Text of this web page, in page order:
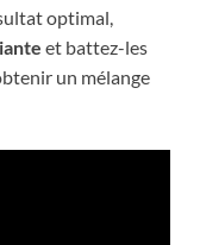
optimal,
et battez-les
un mélange